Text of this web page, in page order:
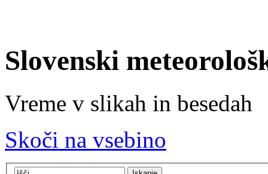
Slovenski
Vreme v slikah in besedah
Skoči na vsebino